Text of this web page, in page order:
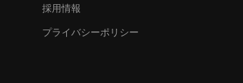
採用情報
プライバシーポリシー